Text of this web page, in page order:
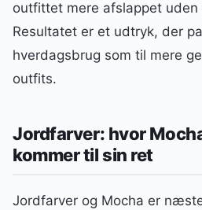
outfittet mere afslappet
Resultatet er et udtryk, der
hverdagsbrug som til mere
outfits.
Jordfarver: hvor
kommer til sin ret
Jordfarver og Mocha er